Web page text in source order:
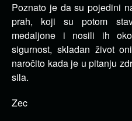
Poznato je da su pojedini
prah, koji su potom
medaljone i nosili ih
sigurnost, skladan život
naročito kada je u pitanju
sila.
Zec